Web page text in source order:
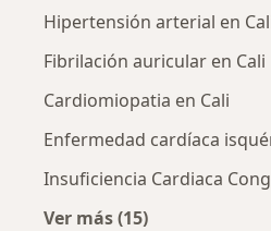
Hipertensión arterial en
Fibrilación auricular en Cali
Cardiomiopatia en Cali
Enfermedad cardíaca
Insuficiencia Cardiaca
Ver más (15)